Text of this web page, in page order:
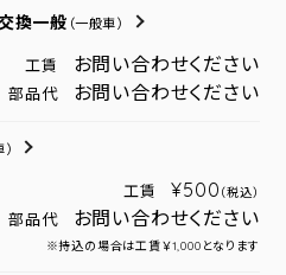
換一般 （一般車）
工賃 お問い合わせください
部品代 お問い合わせください
工賃 ¥500 （税込）
部品代 お問い合わせください
※持込の場合は工賃￥1,000となります